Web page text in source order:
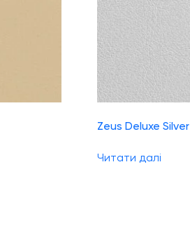
Zeus Deluxe Silver
Читати далі